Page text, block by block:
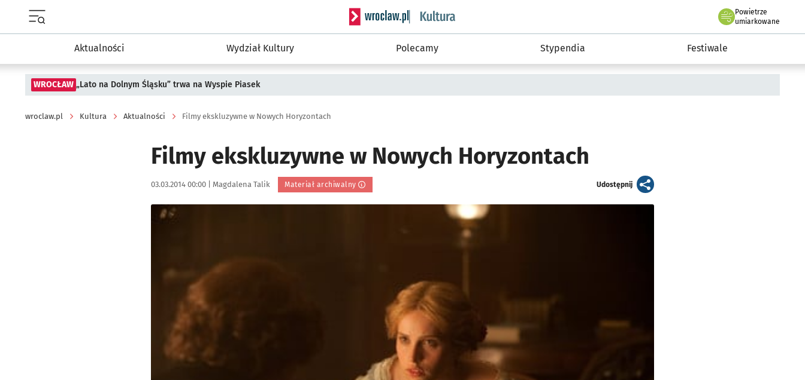
Serwis informacyjny wroclaw.pl podserwis: Kultura
Powietrze
we Wrocławiu
umiarkowane
Aktualności Wydział Kultury Polecamy Stypendia Festiwale
WROCŁAW „Lato na Dolnym Śląsku” trwa na Wyspie Piasek
wroclaw.pl Kultura Aktualności Filmy ekskluzywne w Nowych Horyzontach
Filmy ekskluzywne w Nowych Horyzontach
Data publikacji:
03.03.2014 00:00 | Autor:
Magdalena Talik Materiał archiwalny Udostępnijartykuł
Kliknij, aby powiększyć